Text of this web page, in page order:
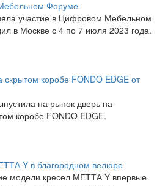
Форуме
участие в Цифровом Мебельном
в Москве с 4 по 7 июля 2023 года.
коробе FONDO EDGE от
на рынок дверь на
коробе FONDO EDGE.
Y в благородном велюре
модели кресел МЕТТА Y впервые